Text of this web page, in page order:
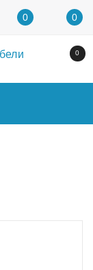
0 0
0